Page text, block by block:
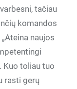
tačiau
komandos
naujos
Kuo toliau tuo
rasti gerų